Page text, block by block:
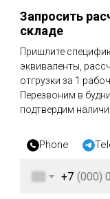
Запросить
складе
Пришлите
эквиваленты,
отгрузки за 1
Перезвоним в
подтвердим
Phone
+7